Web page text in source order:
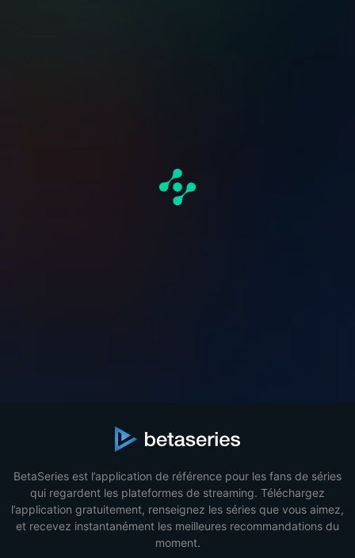
BetaSeries est l’application de référence pour les fans de séries
qui regardent les plateformes de streaming. Téléchargez
l’application gratuitement, renseignez les séries que vous aimez,
et recevez instantanément les meilleures recommandations du
moment.